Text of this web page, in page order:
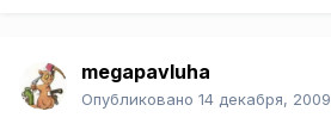
megapavluha
Опубликовано 14 декабря, 2009